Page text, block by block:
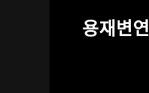
용재변연